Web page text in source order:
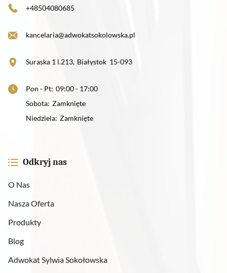
+48504080685
kancelaria@adwokatsokolowska.pl
Suraska 1 l.213, Białystok 15-093
Pon - Pt: 09:00 - 17:00
Sobota: Zamknięte
Niedziela: Zamknięte
Odkryj nas
O Nas
Nasza Oferta
Produkty
Blog
Adwokat Sylwia Sokołowska